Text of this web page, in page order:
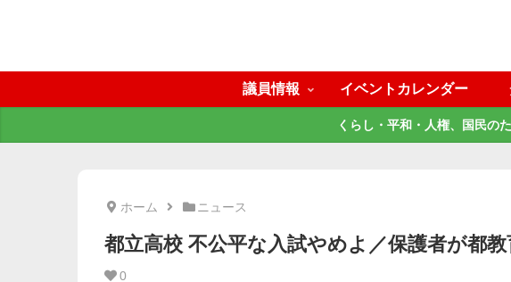
議員情報 イベントカレンダー
くらし・平和・人権、国民の
ホーム ニュース
都立高校 不公平な入試やめよ／保護者が都
0